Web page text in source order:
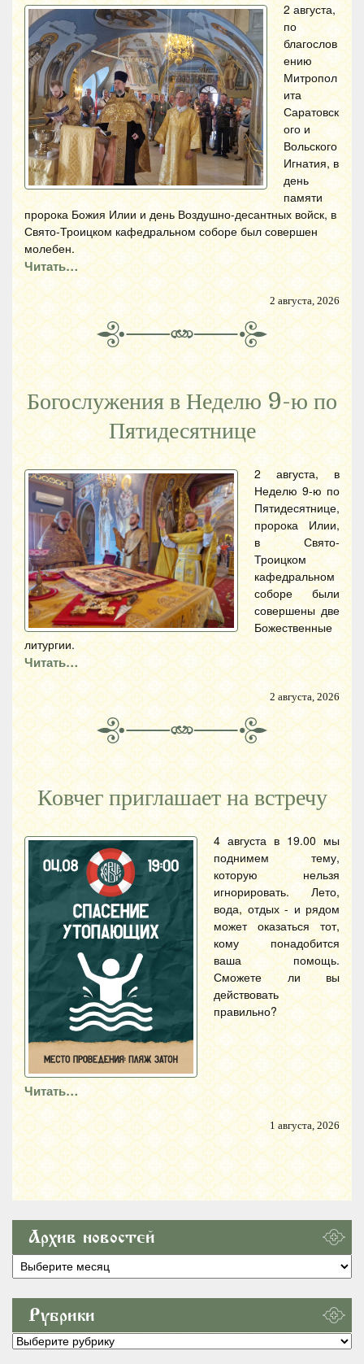
2 августа,
по
благослов
ению
Митропол
ита
Саратовск
ого и
Вольского
Игнатия, в
день
памяти
пророка Божия Илии и день Воздушно-десантных войск, в
Свято-Троицком кафедральном соборе был совершен
молебен.
Читать…
2 августа, 2026
Богослужения в Неделю 9-ю по
Пятидесятнице
2 августа, в
Неделю 9-ю по
Пятидесятнице,
пророка Илии,
в Свято-
Троицком
кафедральном
соборе были
совершены две
Божественные
литургии.
Читать…
2 августа, 2026
Ковчег приглашает на встречу
4 августа в 19.00 мы
поднимем тему,
которую нельзя
игнорировать. Лето,
вода, отдых - и рядом
может оказаться тот,
кому понадобится
ваша помощь.
Сможете ли вы
действовать
правильно?
Читать…
1 августа, 2026
Архив новостей
Архив
новостей
Рубрики
Рубрики